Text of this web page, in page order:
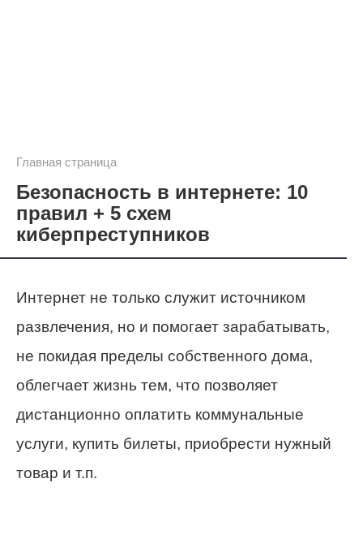
Главная страница
Безопасность в интернете: 10
правил + 5 схем
киберпреступников
Интернет не только служит источником
развлечения, но и помогает зарабатывать,
не покидая пределы собственного дома,
облегчает жизнь тем, что позволяет
дистанционно оплатить коммунальные
услуги, купить билеты, приобрести нужный
товар и т.п.